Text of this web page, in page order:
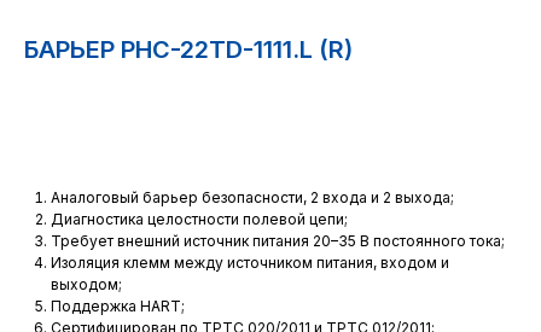
БАРЬЕР PHC-22TD-1111.L (R)
Аналоговый барьер безопасности, 2 входа и 2 выхода;
Диагностика целостности полевой цепи;
Требует внешний источник питания 20–35 В постоянного тока;
Изоляция клемм между источником питания, входом и
выходом;
Поддержка HART;
Сертифицирован по ТРТС 020/2011 и ТРТС 012/2011;